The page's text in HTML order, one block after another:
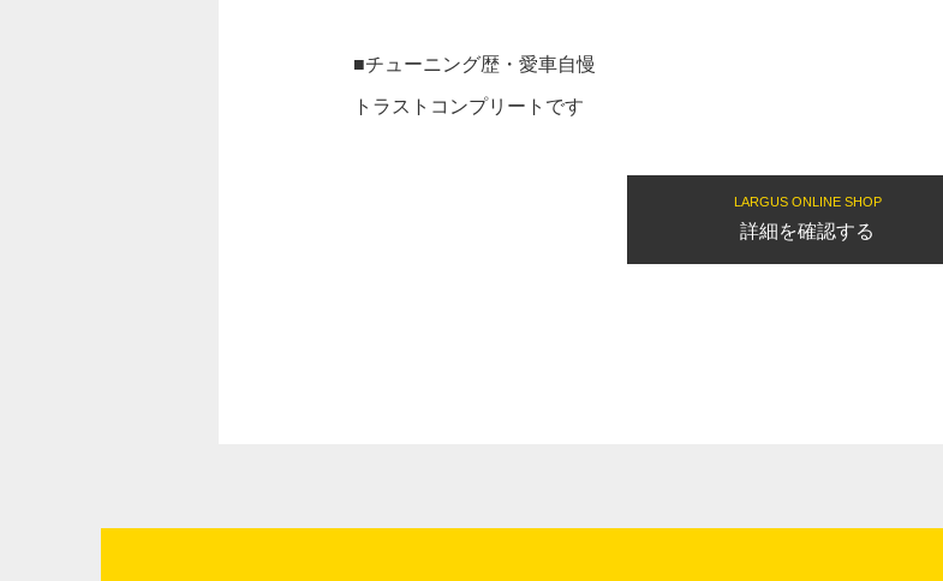
■チューニング歴・愛車自慢
トラストコンプリートです
LARGUS ONLINE SHOP
詳細を確認する